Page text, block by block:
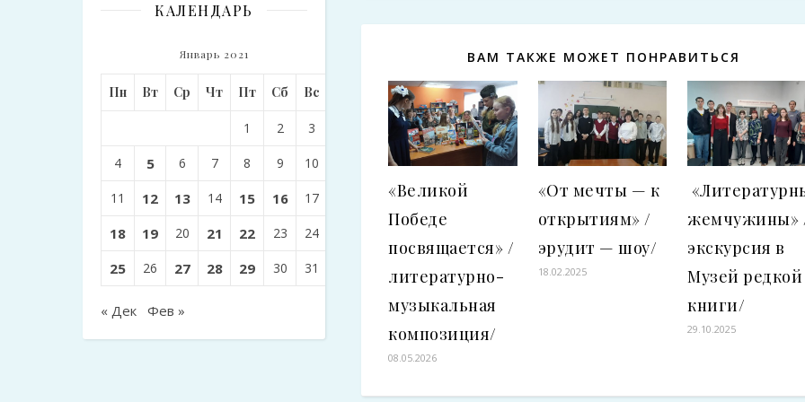
КАЛЕНДАРЬ
Январь 2021
Пн Вт Ср Чт Пт Сб Вс
1 2 3
4 5 6 7 8 9 10
11 12 13 14 15 16 17
18 19 20 21 22 23 24
25 26 27 28 29 30 31
« Дек Фев »
ВАМ ТАКЖЕ МОЖЕТ ПОНРАВИТЬСЯ
«Великой
Победе
посвящается» /
литературно-
музыкальная
композиция/
08.05.2026
«От мечты — к
открытиям» /
эрудит — шоу/
18.02.2025
жемчужины»
экскурсия в
Музей редкой
книги/
29.10.2025